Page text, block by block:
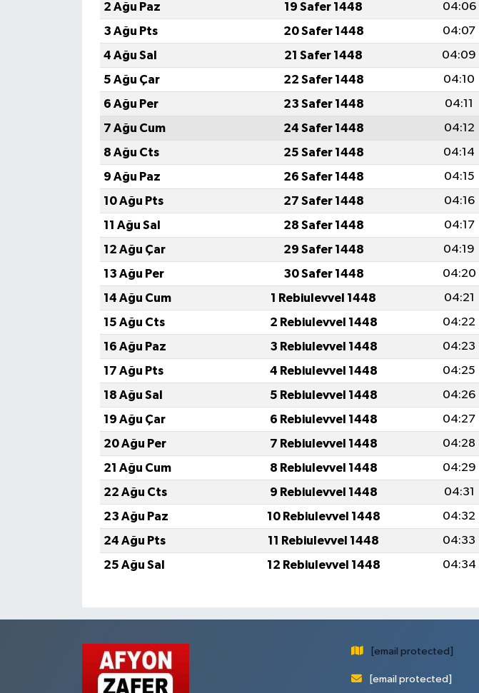
2 Ağu Paz
19 Safer 1448 04:06
3 Ağu Pts
20 Safer 1448 04:07
4 Ağu Sal
21 Safer 1448 04:09
5 Ağu Çar
22 Safer 1448 04:10
6 Ağu Per
23 Safer 1448 04:11
7 Ağu Cum
24 Safer 1448 04:12
8 Ağu Cts
25 Safer 1448 04:14
9 Ağu Paz
26 Safer 1448 04:15
10 Ağu Pts
27 Safer 1448 04:16
11 Ağu Sal
28 Safer 1448 04:17
12 Ağu Çar
29 Safer 1448 04:19
13 Ağu Per
30 Safer 1448 04:20
14 Ağu Cum
1 Rebiulevvel 1448 04:21
15 Ağu Cts
2 Rebiulevvel 1448 04:22
16 Ağu Paz
3 Rebiulevvel 1448 04:23
17 Ağu Pts
4 Rebiulevvel 1448 04:25
18 Ağu Sal
5 Rebiulevvel 1448 04:26
19 Ağu Çar
6 Rebiulevvel 1448 04:27
20 Ağu Per
7 Rebiulevvel 1448 04:28
21 Ağu Cum
8 Rebiulevvel 1448 04:29
22 Ağu Cts
9 Rebiulevvel 1448 04:31
23 Ağu Paz
10 Rebiulevvel 1448 04:32
24 Ağu Pts
11 Rebiulevvel 1448 04:33
25 Ağu Sal
12 Rebiulevvel 1448 04:34
[email protected]
[email protected]